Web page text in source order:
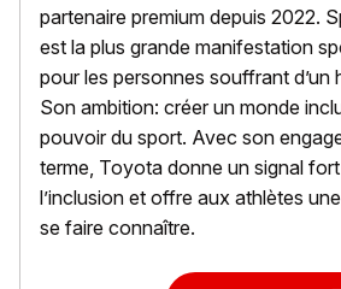
partenaire premium depuis 2022.
est la plus grande manifestation
pour les personnes souffrant d’un
Son ambition: créer un monde
pouvoir du sport. Avec son
terme, Toyota donne un signal
l’inclusion et offre aux athlètes
se faire connaître.